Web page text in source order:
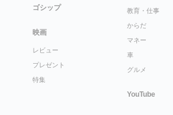
ゴシップ
映画
レビュー
プレゼント
特集
教育・仕事
からだ
マネー
車
グルメ
YouTube